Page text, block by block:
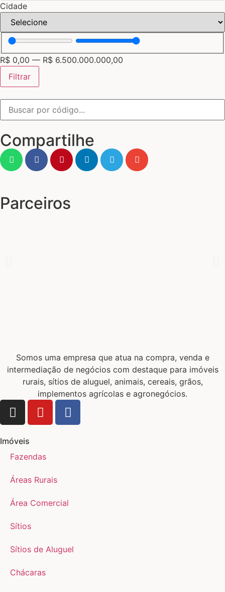
Cidade
R$ 0,00 — R$ 6.500.000.000,00
Filtrar
Compartilhe
Parceiros
Somos uma empresa que atua na compra, venda e
intermediação de negócios com destaque para imóveis
rurais, sítios de aluguel, animais, cereais, grãos,
implementos agrícolas e agronegócios.
Imóveis
Fazendas
Áreas Rurais
Área Comercial
Sítios
Sítios de Aluguel
Chácaras